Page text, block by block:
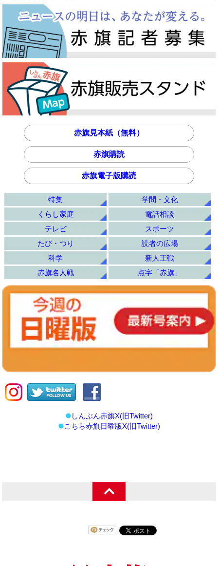
赤旗見本紙（無料）
赤旗購読
赤旗電子版購読
特集
学問・文化
くらし家庭
電話相談
テレビ
スポーツ
たび・つり
読者の広場
科学
新人王戦
赤旗名人戦
点字「赤旗」
しんぶん赤旗X(旧Twitter)
こちら赤旗日曜版X(旧Twitter)